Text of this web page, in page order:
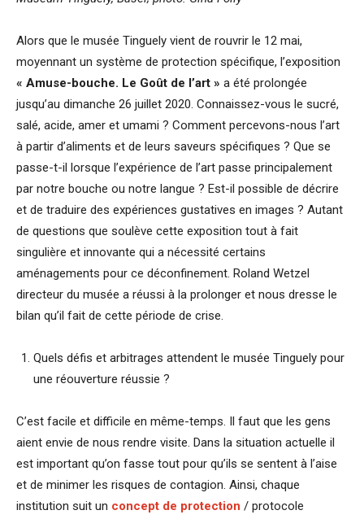
Alors que le musée Tinguely vient de rouvrir le 12 mai,
moyennant un système de protection spécifique, l’exposition
« Amuse-bouche. Le Goût de l’art » a été prolongée
jusqu’au dimanche 26 juillet 2020. Connaissez-vous le sucré,
salé, acide, amer et umami ? Comment percevons-nous l’art
à partir d’aliments et de leurs saveurs spécifiques ? Que se
passe-t-il lorsque l’expérience de l’art passe principalement
par notre bouche ou notre langue ? Est-il possible de décrire
et de traduire des expériences gustatives en images ? Autant
de questions que soulève cette exposition tout à fait
singulière et innovante qui a nécessité certains
aménagements pour ce déconfinement. Roland Wetzel
directeur du musée a réussi à la prolonger et nous dresse le
bilan qu’il fait de cette période de crise.
Quels défis et arbitrages attendent le musée Tinguely pour
une réouverture réussie ?
C’est facile et difficile en même-temps. Il faut que les gens
aient envie de nous rendre visite. Dans la situation actuelle il
est important qu’on fasse tout pour qu’ils se sentent à l’aise
et de minimer les risques de contagion. Ainsi, chaque
institution suit un concept de protection / protocole